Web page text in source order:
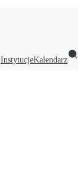
InstytucjeKalendarz